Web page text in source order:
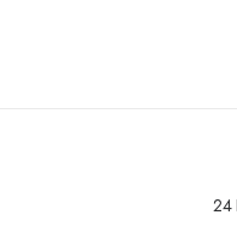
24